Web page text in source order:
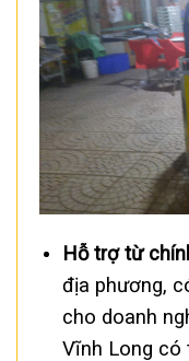
Hỗ trợ từ
địa phương,
cho doanh
Vĩnh Long có